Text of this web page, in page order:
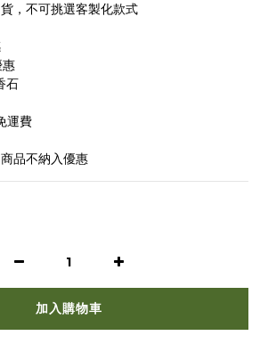
，不可挑選客製化款式
惠
石
運費
品不納入優惠
加入購物車